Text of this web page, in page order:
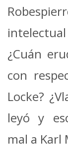
¿Cuán
con
Locke?
leyó y
mal a Karl